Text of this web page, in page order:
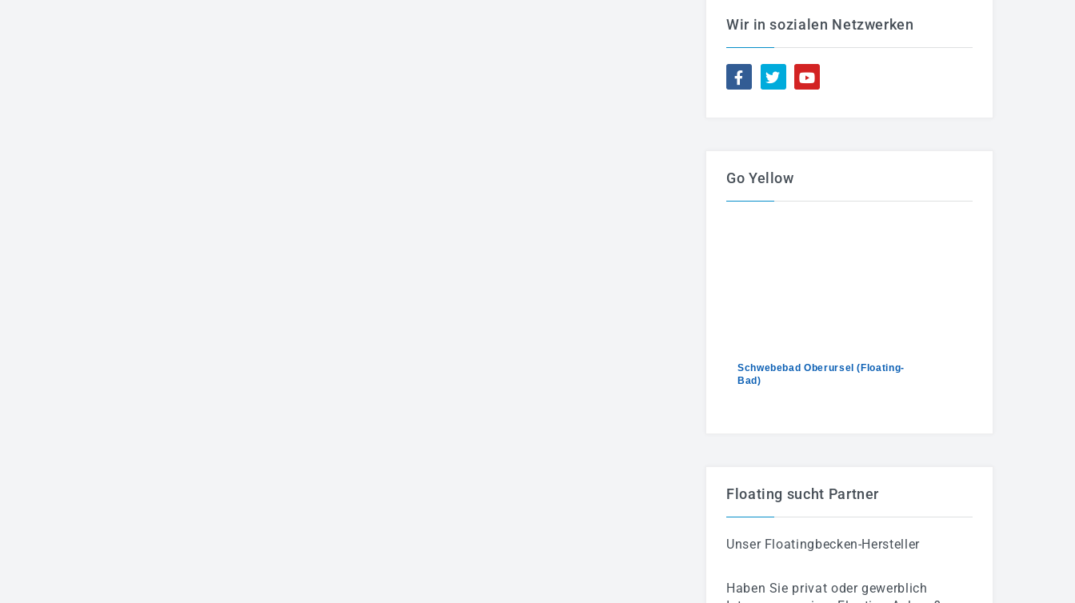
Wir in sozialen Netzwerken
Go Yellow
Schwebebad Oberursel (Floating-
Bad)
Floating sucht Partner
Unser Floatingbecken-Hersteller
Haben Sie privat oder gewerblich